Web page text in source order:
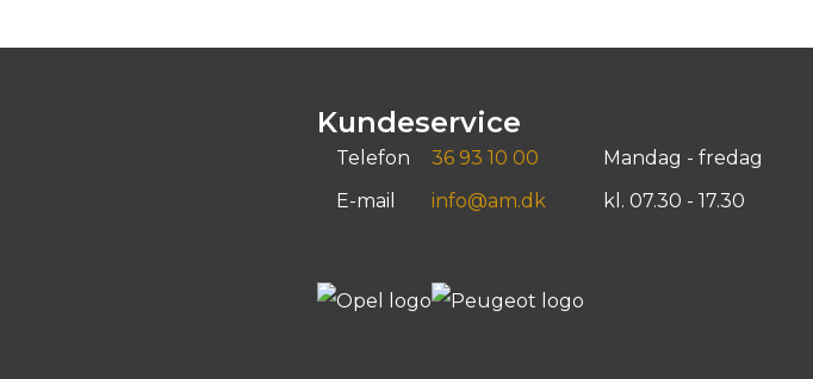
Kundeservice
Telefon
36 93 10 00
E-mail
info@am.dk
Mandag - fredag
kl. 07.30 - 17.30